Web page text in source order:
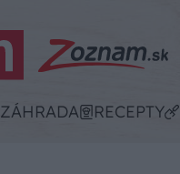
ZÁHRADA RECEPTY